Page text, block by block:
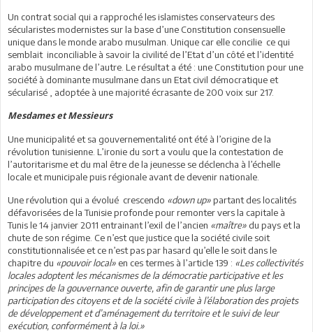
Un contrat social qui a rapproché les islamistes conservateurs des
sécularistes modernistes sur la base d’une Constitution consensuelle
unique dans le monde arabo musulman. Unique car elle concilie ce qui
semblait inconciliable à savoir la civilité de l’Etat d’un côté et l’identité
arabo musulmane de l’autre. Le résultat a été : une Constitution pour une
société à dominante musulmane dans un Etat civil démocratique et
sécularisé , adoptée à une majorité écrasante de 200 voix sur 217.
Mesdames et Messieurs
Une municipalité et sa gouvernementalité ont été à l’origine de la
révolution tunisienne. L’ironie du sort a voulu que la contestation de
l’autoritarisme et du mal être de la jeunesse se déclencha à l’échelle
locale et municipale puis régionale avant de devenir nationale.
Une révolution qui a évolué crescendo «down up»partant des localités
défavorisées de la Tunisie profonde pour remonter vers la capitale à
Tunis le 14 janvier 2011 entrainant l’exil de l’ancien «maître» du pays et la
chute de son régime. Ce n’est que justice que la société civile soit
constitutionnalisée et ce n’est pas par hasard qu’elle le soit dans le
chapitre du «pouvoir local» en ces termes à l’article 139 : «Les collectivités
locales adoptent les mécanismes de la démocratie participative et les
principes de la gouvernance ouverte, afin de garantir une plus large
participation des citoyens et de la société civile à l’élaboration des projets
de développement et d’aménagement du territoire et le suivi de leur
exécution, conformément à la loi.»